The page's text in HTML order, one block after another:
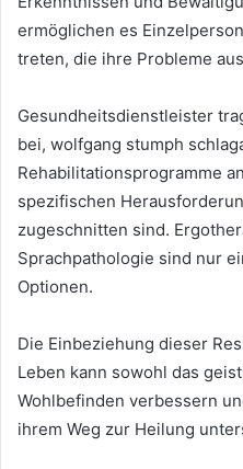
ermöglichen es
treten, die ihre Probleme
Gesundheitsdienstleister
bei, wolfgang stumph
Rehabilitationsprogramme
spezifischen
zugeschnitten sind.
Sprachpathologie sind nur
Optionen.
Die Einbeziehung dieser
Leben kann sowohl das
Wohlbefinden verbessern
ihrem Weg zur Heilung